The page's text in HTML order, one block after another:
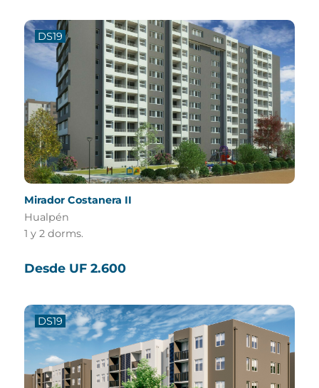
DS19
Mirador Costanera II
Hualpén
1 y 2 dorms.
Desde UF 2.600
DS19